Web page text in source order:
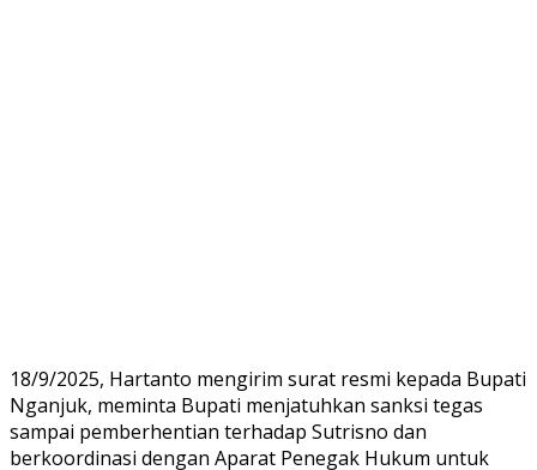
18/9/2025, Hartanto mengirim surat resmi kepada Bupati
Nganjuk, meminta Bupati menjatuhkan sanksi tegas
sampai pemberhentian terhadap Sutrisno dan
berkoordinasi dengan Aparat Penegak Hukum untuk